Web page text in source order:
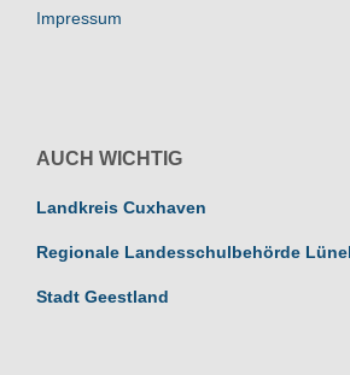
Impressum
AUCH WICHTIG
Landkreis Cuxhaven
Regionale Landesschulbehörde
Stadt Geestland